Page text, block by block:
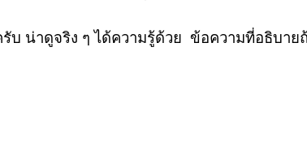
น่าดูจริง ๆ ได้ความรู้ด้วย ข้อความที่อธิบา